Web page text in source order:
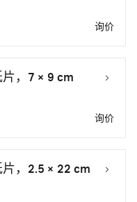
询价
，7 × 9 cm
询价
，2.5 × 22 cm